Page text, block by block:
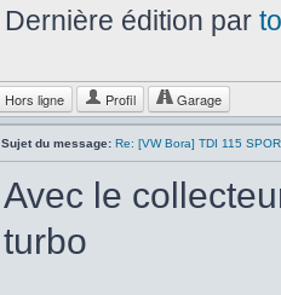
Dernière édition par
Hors ligne Profil Garage
Sujet du message: Re: [VW Bora] TDI 115
Avec le
turbo